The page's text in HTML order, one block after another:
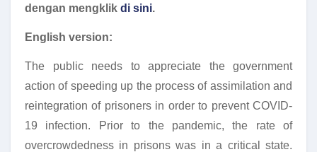
dengan mengklik di sini.
English version:
The public needs to appreciate the government
action of speeding up the process of assimilation and
reintegration of prisoners in order to prevent COVID-
19 infection. Prior to the pandemic, the rate of
overcrowdedness in prisons was in a critical state.